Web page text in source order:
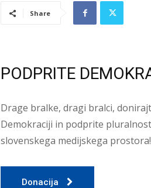
Share
PODPRITE
Drage bralke, dragi bralci,
Demokraciji in podprite pluralnost
slovenskega medijskega prostora!
Donacija